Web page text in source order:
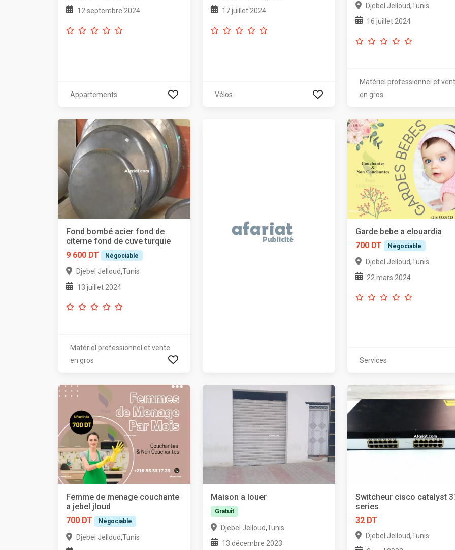
12 septembre 2024
Appartements
17 juillet 2024
Vélos
Djebel Jelloud,Tunis
16 juillet 2024
Matériel professionnel et
en gros
Fond bombé acier fond de
citerne fond de cuve turquie
9 600 DT
Négociable
Djebel Jelloud,Tunis
13 juillet 2024
Matériel professionnel et vente
en gros
Garde bebe a elouardia
700 DT
Négociable
Djebel Jelloud,Tunis
22 mars 2024
Services
Femme de menage couchante
a jebel jloud
700 DT
Négociable
Djebel Jelloud,Tunis
Maison a louer
Gratuit
Djebel Jelloud,Tunis
13 décembre 2023
Switcheur cisco catalyst
series
32 DT
Djebel Jelloud,Tunis